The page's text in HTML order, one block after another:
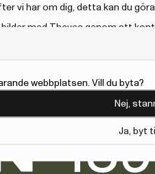
vi har om dig, detta kan du
med Thevea genom att
webbplatsen. Vill du byta?
Nej,
Ja, byt